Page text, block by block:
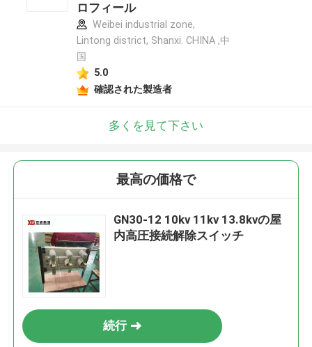
ロフィール
Weibei industrial zone,
Lintong district, Shanxi. CHINA ,中
国
5.0
確認された製造者
多くを見て下さい
最高の価格で
GN30-12 10kv 11kv 13.8kvの屋
内高圧接続解除スイッチ
続行